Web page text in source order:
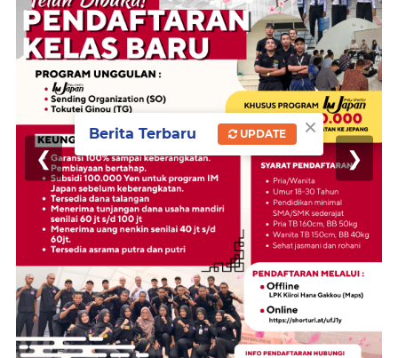
❮ ❯
×
Berita Terbaru UPDATE